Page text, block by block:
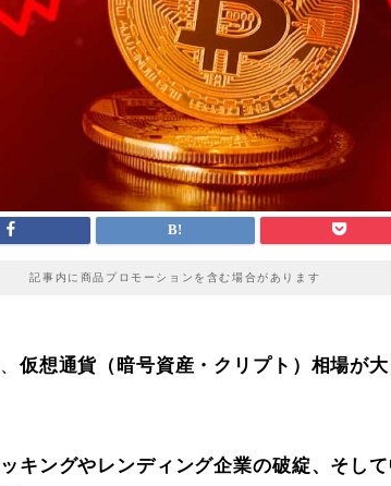
記事内に商品プロモーションを含む場合があります
仮想通貨（暗号資産・クリプト）相場が
キングやレンディング企業の破綻、そし